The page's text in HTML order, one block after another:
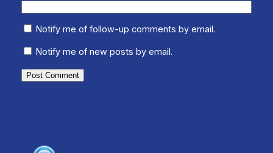
Notify me of follow-up comments by email.
Notify me of new posts by email.